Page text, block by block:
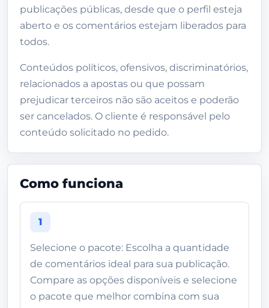
publicações públicas, desde que o perfil esteja
aberto e os comentários estejam liberados para
todos.
Conteúdos políticos, ofensivos, discriminatórios,
relacionados a apostas ou que possam
prejudicar terceiros não são aceitos e poderão
ser cancelados. O cliente é responsável pelo
conteúdo solicitado no pedido.
Como funciona
1
Selecione o pacote: Escolha a quantidade
de comentários ideal para sua publicação.
Compare as opções disponíveis e selecione
o pacote que melhor combina com sua